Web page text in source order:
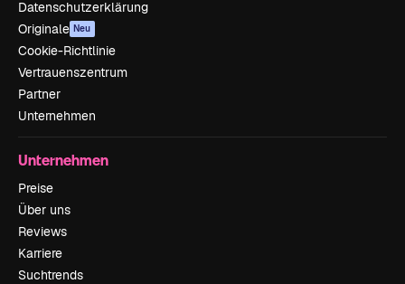
Datenschutzerklärung
Originale Neu
Cookie-Richtlinie
Vertrauenszentrum
Partner
Unternehmen
Unternehmen
Preise
Über uns
Reviews
Karriere
Suchtrends